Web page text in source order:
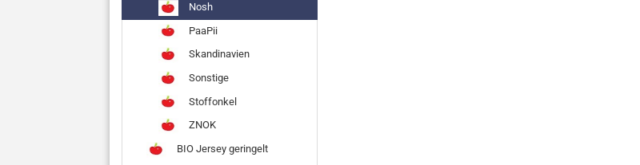
Nosh
PaaPii
Skandinavien
Sonstige
Stoffonkel
ZNOK
BIO Jersey geringelt